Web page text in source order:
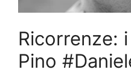
Ricorrenze:
Pino